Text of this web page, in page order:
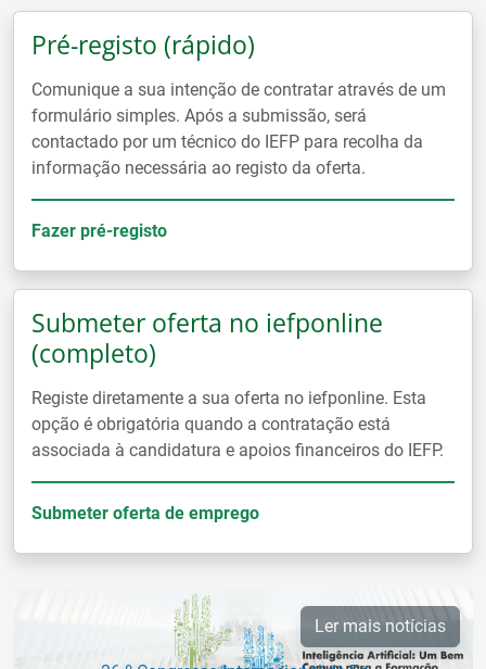
Pré-registo (rápido)
Comunique a sua intenção de contratar através de um
formulário simples. Após a submissão, será
contactado por um técnico do IEFP para recolha da
informação necessária ao registo da oferta.
Fazer pré-registo
Submeter oferta no iefponline
(completo)
Registe diretamente a sua oferta no iefponline. Esta
opção é obrigatória quando a contratação está
associada à candidatura e apoios financeiros do IEFP.
Submeter oferta de emprego
Ler mais notícias